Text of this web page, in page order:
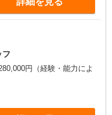
フ
円（経験・能力によ